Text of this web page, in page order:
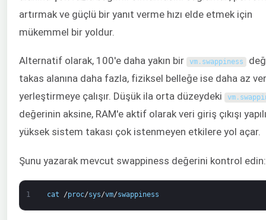
artırmak ve güçlü bir yanıt verme hızı elde etmek için
mükemmel bir yoldur.
Alternatif olarak, 100'e daha yakın bir vm. swappiness
takas alanına daha fazla, fiziksel belleğe ise daha az
yerleştirmeye çalışır. Düşük ila orta düzeydeki
vm.
değerinin aksine, RAM'e aktif olarak veri giriş çıkışı
yüksek sistem takası çok istenmeyen etkilere yol açar.
Şunu yazarak mevcut swappiness değerini kontrol edin:
1 cat /proc/sys/vm/swappiness